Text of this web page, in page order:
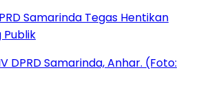
Samarinda Tegas Hentikan
Publik